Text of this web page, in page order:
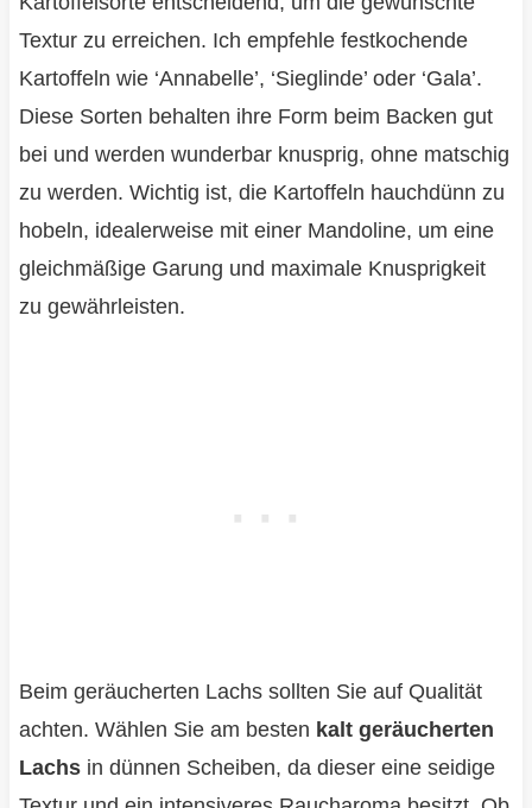
Textur zu erreichen. Ich empfehle festkochende
Kartoffeln wie ‘Annabelle’, ‘Sieglinde’ oder ‘Gala’.
Diese Sorten behalten ihre Form beim Backen gut
bei und werden wunderbar knusprig, ohne matschig
zu werden. Wichtig ist, die Kartoffeln hauchdünn zu
hobeln, idealerweise mit einer Mandoline, um eine
gleichmäßige Garung und maximale Knusprigkeit
zu gewährleisten.
Beim geräucherten Lachs sollten Sie auf Qualität
achten. Wählen Sie am besten kalt geräucherten
Lachsin dünnen Scheiben, da dieser eine seidige